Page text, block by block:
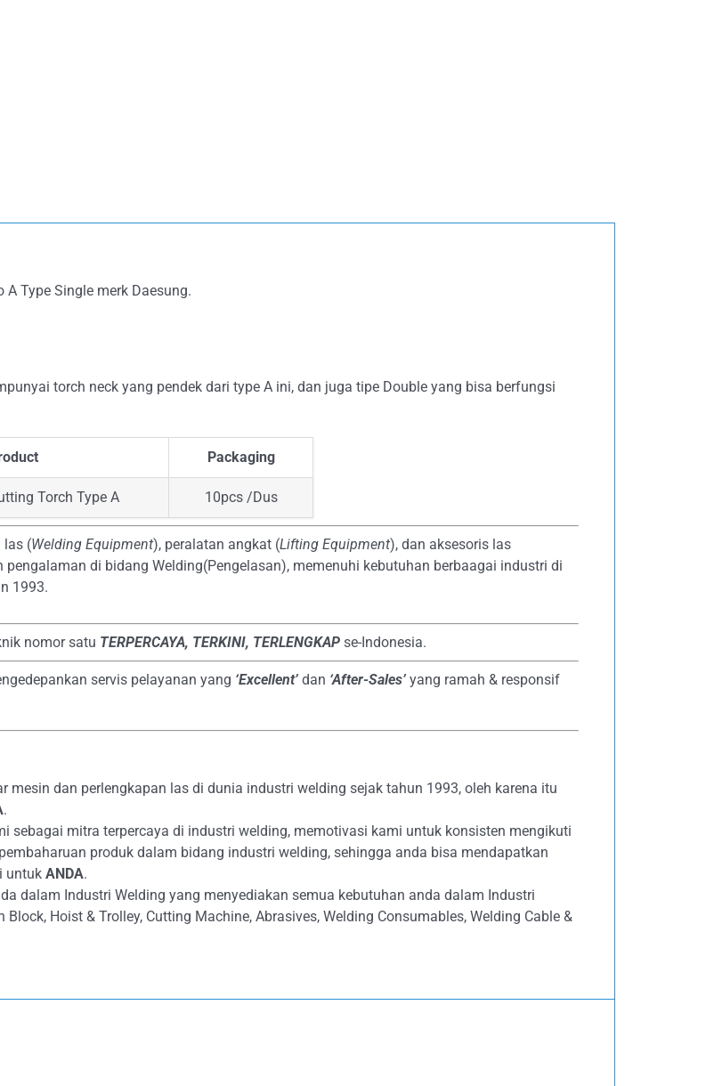
Type Single merk Daesung.
torch neck yang pendek dari type A ini, dan juga tipe Double yang bisa berfungsi
Packaging
Torch Type A 10pcs /Dus
las (Welding Equipment), peralatan angkat (Lifting Equipment), dan aksesoris las
di bidang Welding(Pengelasan), memenuhi kebutuhan berbaagai industri di
1993.
nomor satu TERPERCAYA, TERKINI, TERLENGKAP se-Indonesia.
servis pelayanan yang ‘Excellent’ dan ‘After-Sales’ yang ramah & responsif
mesin dan perlengkapan las di dunia industri welding sejak tahun 1993, oleh karena itu
.
sebagai mitra terpercaya di industri welding, memotivasi kami untuk konsisten mengikuti
produk dalam bidang industri welding, sehingga anda bisa mendapatkan
untuk ANDA.
dalam Industri Welding yang menyediakan semua kebutuhan anda dalam Industri
Hoist & Trolley, Cutting Machine, Abrasives, Welding Consumables, Welding Cable &